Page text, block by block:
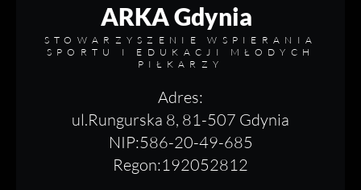
ARKA Gdynia
STOWARZYSZENIE WSPIERANIA
SPORTU I EDUKACJI MŁODYCH
PIŁKARZY
Adres:
ul.Rungurska 8, 81-507 Gdynia
NIP:586-20-49-685
Regon:192052812